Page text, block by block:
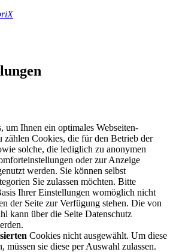
um Ihnen ein optimales Webseiten-
zählen Cookies, die für den Betrieb der
solche, die lediglich zu anonymen
oder zur Anzeige
werden. Sie können selbst
Sie zulassen möchten. Bitte
Ihrer Einstellungen womöglich nicht
der Seite zur Verfügung stehen. Die von
kann über die Seite Datenschutz
Cookies nicht ausgewählt. Um diese
müssen sie diese per Auswahl zulassen.